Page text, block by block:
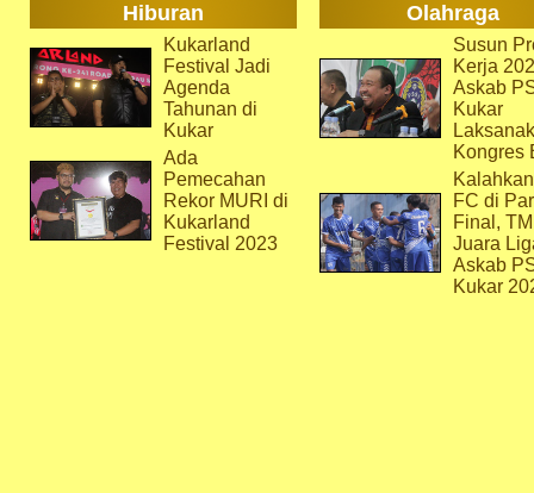
Hiburan Olahraga
Kukarland
Festival Jadi
Agenda
Tahunan di
Kukar
Ada
Pemecahan
Rekor MURI di
Kukarland
Festival 2023
Susun
Kerja
Askab
Kukar
Kongres
FC di
Final,
Juara
Askab
Kukar